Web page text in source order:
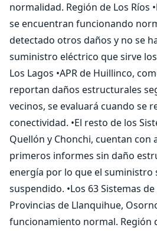
normalidad. Región de Los Ríos
se encuentran funcionando
detectado otros daños y no se
suministro eléctrico que sirve
Los Lagos •APR de Huillinco,
reportan daños estructurales
vecinos, se evaluará cuando se
conectividad. •El resto de los
Quellón y Chonchi, cuentan con
primeros informes sin daño
energía por lo que el suministro
suspendido. •Los 63 Sistemas
Provincias de Llanquihue,
funcionamiento normal. Región